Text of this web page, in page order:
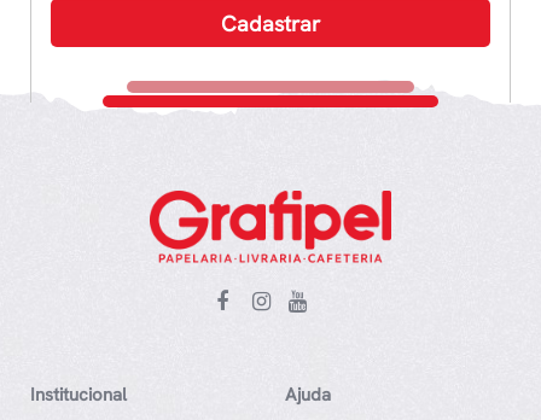
Institucional Ajuda